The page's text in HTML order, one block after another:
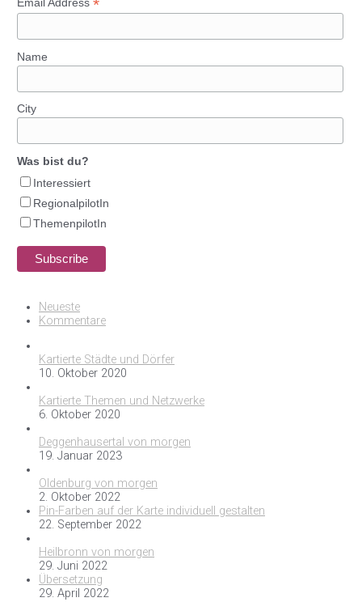
*
Name
City
Was bist du?
Interessiert
RegionalpilotIn
ThemenpilotIn
Neueste
Kommentare
Kartierte Städte und Dörfer
10. Oktober 2020
Kartierte Themen und Netzwerke
6. Oktober 2020
Deggenhausertal von morgen
19. Januar 2023
Oldenburg von morgen
2. Oktober 2022
Pin-Farben auf der Karte individuell gestalten
22. September 2022
Heilbronn von morgen
29. Juni 2022
Übersetzung
29. April 2022